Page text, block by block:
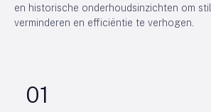
en historische onderhoudsinzichten om
verminderen en efficiëntie te verhogen.
01